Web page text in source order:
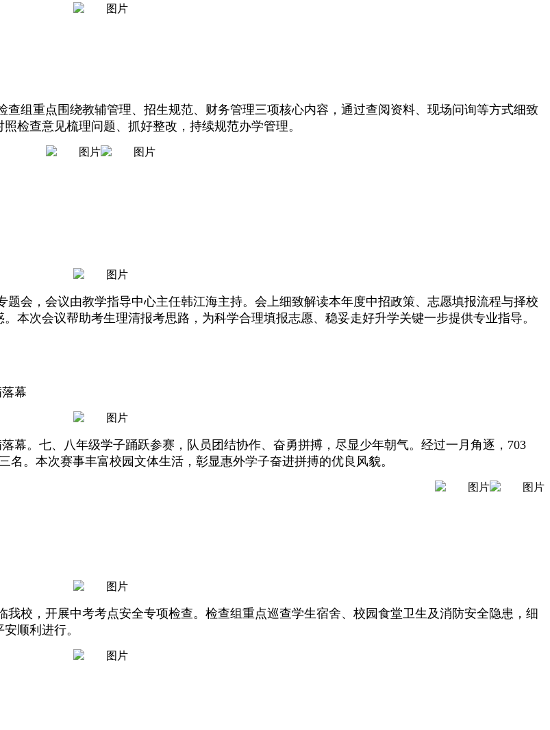
组重点围绕教辅管理、招生规范、财务管理三项核心内容，通过查阅资料、现场问询等方式细致
检查意见梳理问题、抓好整改，持续规范办学管理。
会，会议由教学指导中心主任韩江海主持。会上细致解读本年度中招政策、志愿填报流程与择校
本次会议帮助考生理清报考思路，为科学合理填报志愿、稳妥走好升学关键一步提供专业指导。
幕
幕。七、八年级学子踊跃参赛，队员团结协作、奋勇拼搏，尽显少年朝气。经过一月角逐，703
名。本次赛事丰富校园文体生活，彰显惠外学子奋进拼搏的优良风貌。
校，开展中考考点安全专项检查。检查组重点巡查学生宿舍、校园食堂卫生及消防安全隐患，细
顺利进行。